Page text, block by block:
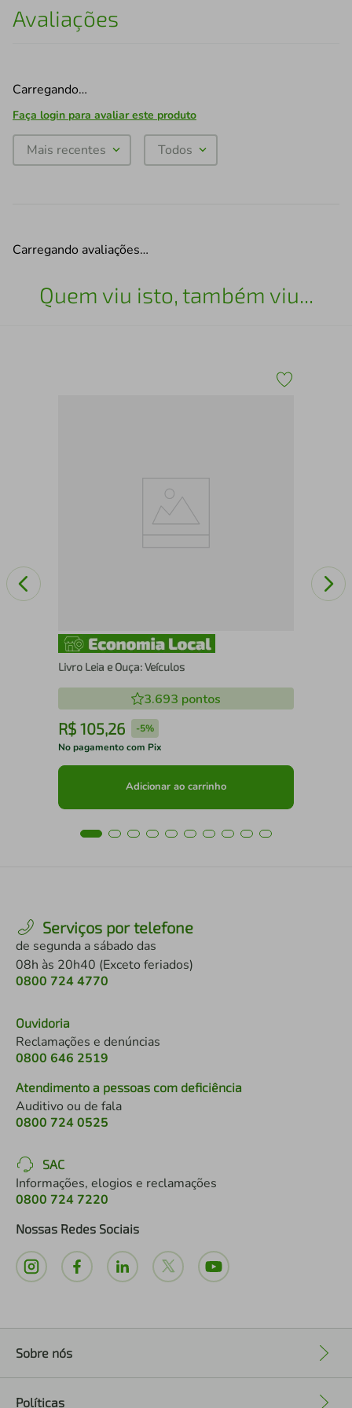
Avaliações
Carregando…
Faça login para avaliar este produto
Mais recentes Todos
Carregando avaliações…
Quem viu isto, também viu...
Livro Leia e Ouça: Veículos
3.693 pontos
R$ 105,26 -5%
No pagamento com Pix
Adicionar ao carrinho
Serviços por telefone
de segunda a sábado das
08h às 20h40 (Exceto feriados)
0800 724 4770
Ouvidoria
Reclamações e denúncias
0800 646 2519
Atendimento a pessoas com deficiência
Auditivo ou de fala
0800 724 0525
SAC
Informações, elogios e reclamações
0800 724 7220
Nossas Redes Sociais
Sobre nós
Políticas